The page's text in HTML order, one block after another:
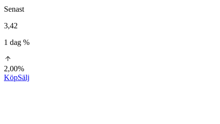
Senast
3,42
1 dag %
2,00%
KöpSälj